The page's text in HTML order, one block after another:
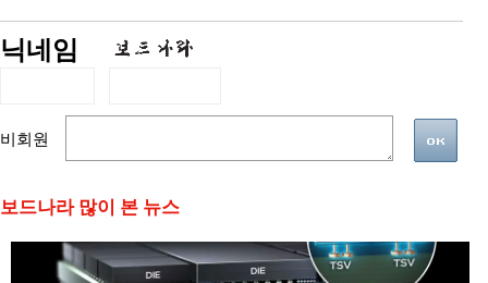
닉네임
비회원
보드나라 많이 본 뉴스